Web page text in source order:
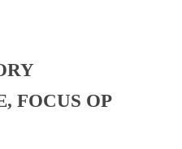
FOCUS OP